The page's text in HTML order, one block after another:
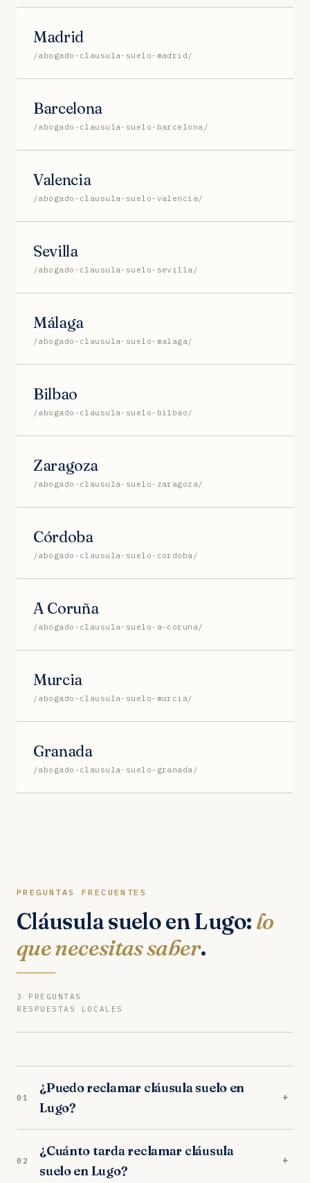
Madrid
/abogado-clausula-suelo-madrid/
Barcelona
/abogado-clausula-suelo-barcelona/
Valencia
/abogado-clausula-suelo-valencia/
Sevilla
/abogado-clausula-suelo-sevilla/
Málaga
/abogado-clausula-suelo-malaga/
Bilbao
/abogado-clausula-suelo-bilbao/
Zaragoza
/abogado-clausula-suelo-zaragoza/
Córdoba
/abogado-clausula-suelo-cordoba/
A Coruña
/abogado-clausula-suelo-a-coruna/
Murcia
/abogado-clausula-suelo-murcia/
Granada
/abogado-clausula-suelo-granada/
PREGUNTAS FRECUENTES
Cláusula suelo en Lugo: lo
que necesitas saber.
3 PREGUNTAS
RESPUESTAS LOCALES
01
¿Puedo reclamar cláusula suelo en
Lugo?
+
en cláusula suelo. Analizamos tu caso
gratuitamente y trabajamos orientados a
02
¿Cuánto tarda reclamar cláusula
suelo en Lugo?
+